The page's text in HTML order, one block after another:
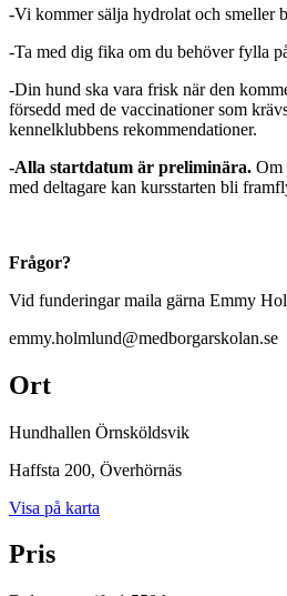
-Vi kommer sälja hydrolat och smeller
-Ta med dig fika om du behöver fylla
-Din hund ska vara frisk när den
försedd med de vaccinationer som
kennelklubbens rekommendationer.
-Alla startdatum är preliminära. Om
med deltagare kan kursstarten bli
Frågor?
Vid funderingar maila gärna Emmy
emmy.holmlund@medborgarskolan.se
Ort
Hundhallen Örnsköldsvik
Haffsta 200, Överhörnäs
Visa på karta
Pris